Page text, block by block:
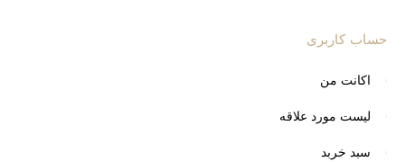
حساب کاربری
اکانت من
لیست مورد علاقه
سبد خربد